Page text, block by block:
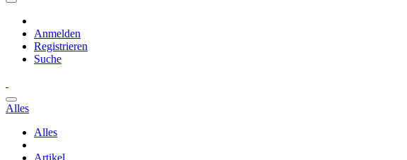
Anmelden
Registrieren
Suche
Alles
Alles
Artikel